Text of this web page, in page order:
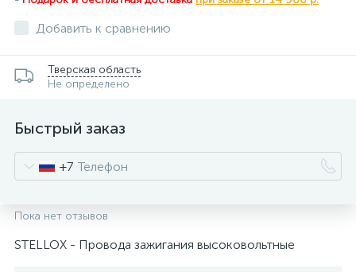
Добавить к сравнению
Тверская область
Не определено
Быстрый заказ
+7
Пока нет отзывов
STELLOX - Провода зажигания высоковольтные